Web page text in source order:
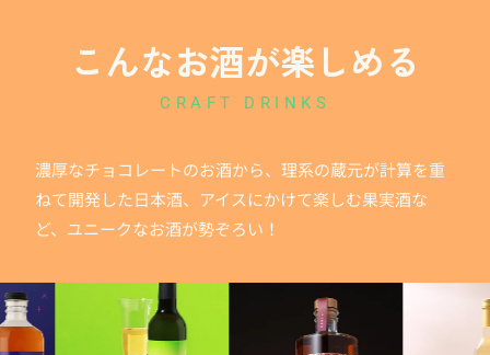
こんなお酒が楽しめる
CRAFT DRINKS
濃厚なチョコレートのお酒から、理系の蔵元が計算を重
ねて開発した日本酒、アイスにかけて楽しむ果実酒な
ど、ユニークなお酒が勢ぞろい！